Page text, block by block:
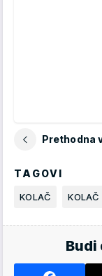
Prethodna
TAGOVI
KOLAČ KOLAČ
Budi